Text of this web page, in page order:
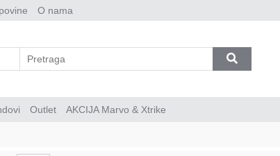
O nama
Outlet AKCIJA Marvo & Xtrike